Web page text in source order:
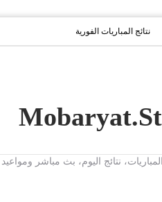
نتائج المباريات الفورية
المباريات، نتائج اليوم، بث مباشر